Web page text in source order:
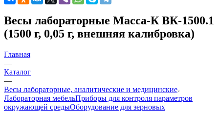
Весы лабораторные Масса-К ВК-1500.1
(1500 г, 0,05 г, внешняя калибровка)
Главная
—
Каталог
—
Весы лабораторные, аналитические и медицинские
Лабораторная мебельПриборы для контроля параметров
окружающей средыОборудование для зерновых